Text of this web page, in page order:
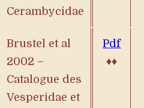
Cerambycidae
Brustel et al
2002 –
Catalogue des
Vesperidae et
Pdf
♦♦